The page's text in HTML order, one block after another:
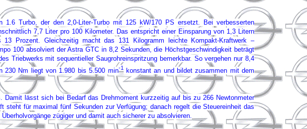
Turbo, der den 2,0-Liter-Turbo mit 125 kW/170 PS ersetzt. Bei verbesserten
7,7 Liter pro 100 Kilometer. Das entspricht einer Einsparung von 1,3 Litern
Prozent. Gleichzeitig macht das 131 Kilogramm leichte Kompakt-Kraftwerk –
100 absolviert der Astra GTC in 8,2 Sekunden, die Höchstgeschwindigkeit beträgt
Triebwerks mit sequentieller Saugrohreinspritzung bemerkbar. So vergehen nur 8,4
230 Nm liegt von 1.980 bis 5.500 min-1konstant an und bildet zusammen mit dem
lässt sich bei Bedarf das Drehmoment kurzzeitig auf bis zu 266 Newtonmeter
für maximal fünf Sekunden zur Verfügung; danach regelt die Steuereinheit das
zügiger und damit auch sicherer zu absolvieren.